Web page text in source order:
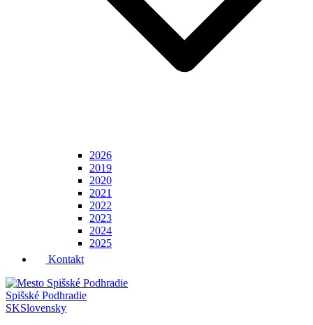
2026
2019
2020
2021
2022
2023
2024
2025
Kontakt
Spišské Podhradie
SKSlovensky